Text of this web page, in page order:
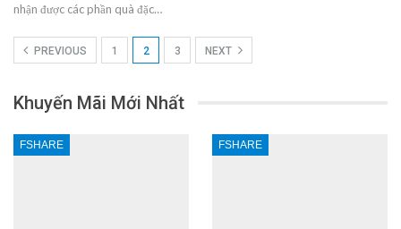
nhận được các phần quà đặc…
PREVIOUS 1 2 3 NEXT
Khuyến Mãi Mới Nhất
FSHARE FSHARE